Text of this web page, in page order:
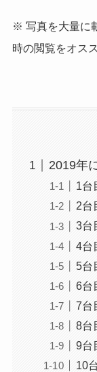
※ 写真を大量に
時の閲覧をオス
2019年
1台
2台
3台
4台
5台
6台
7台
8台
9台
10